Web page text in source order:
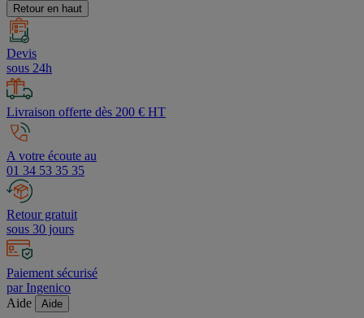
Retour en haut
Devis
sous 24h
Livraison offerte dès 200 € HT
A votre écoute au
01 34 53 35 35
Retour gratuit
sous 30 jours
Paiement sécurisé
par Ingenico
Aide
Aide